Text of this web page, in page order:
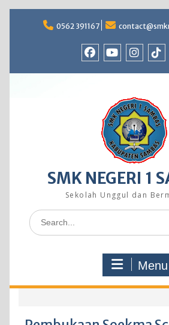
0562 391167
SMK NEGERI 1
Sekolah Unggul dan
Search
for:
Menu